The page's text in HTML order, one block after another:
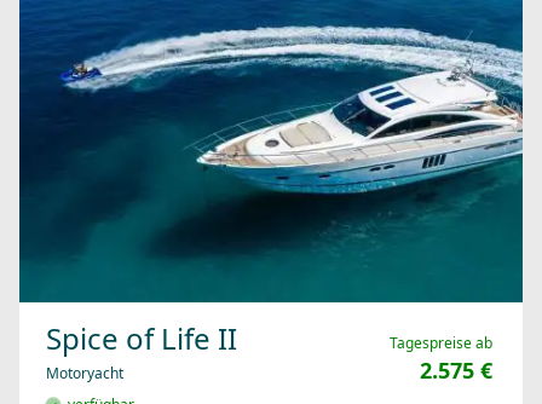
Spice of Life II
Motoryacht
Tagespreise ab
2.575 €